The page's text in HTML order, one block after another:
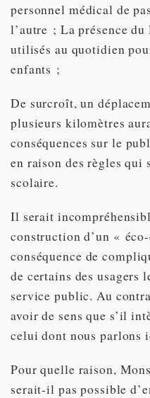
personnel médical de
l’autre ; La présence
utilisés au quotidien
enfants ;
De surcroît, un
plusieurs kilomètres
conséquences sur le
en raison des règles qui
scolaire.
Il serait
construction d’un «
conséquence de
de certains des usagers
service public. Au
avoir de sens que s’il
celui dont nous parlons
Pour quelle raison,
serait-il pas possible